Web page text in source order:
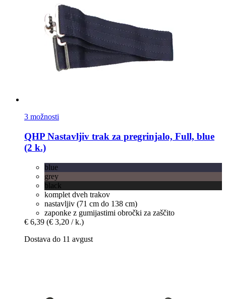
3 možnosti
QHP Nastavljiv trak za pregrinjalo, Full, blue
(2 k.)
blue
grey
black
komplet dveh trakov
nastavljiv (71 cm do 138 cm)
zaponke z gumijastimi obročki za zaščito
€ 6,39 (€ 3,20 / k.)
Dostava do 11 avgust